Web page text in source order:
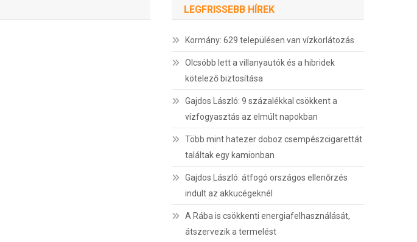
LEGFRISSEBB HÍREK
Kormány: 629 településen van vízkorlátozás
Olcsóbb lett a villanyautók és a hibridek
kötelező biztosítása
Gajdos László: 9 százalékkal csökkent a
vízfogyasztás az elmúlt napokban
Több mint hatezer doboz csempészcigarettát
találtak egy kamionban
Gajdos László: átfogó országos ellenőrzés
indult az akkucégeknél
A Rába is csökkenti energiafelhasználását,
átszervezik a termelést